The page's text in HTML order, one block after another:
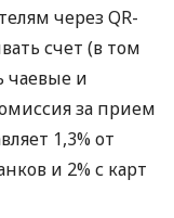
через QR-
счет (в том
чаевые и
за прием
1,3% от
и 2% с карт